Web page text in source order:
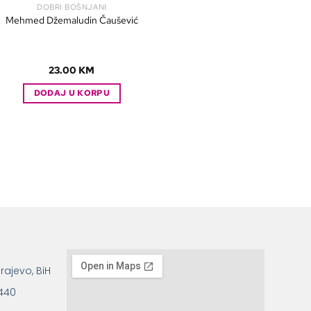
DOBRI BOŠNJANI
Mehmed Džemaludin Čaušević
23.00 KM
DODAJ U KORPU
BiH